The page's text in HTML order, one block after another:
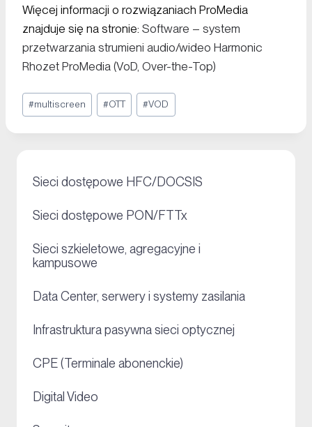
Więcej informacji o rozwiązaniach ProMedia
znajduje się na stronie: Software – system
przetwarzania strumieni audio/wideo Harmonic
Rhozet ProMedia (VoD, Over-the-Top)
#multiscreen #OTT #VOD
Sieci dostępowe HFC/DOCSIS
Sieci dostępowe PON/FTTx
Sieci szkieletowe, agregacyjne i
kampusowe
Data Center, serwery i systemy zasilania
Infrastruktura pasywna sieci optycznej
CPE (Terminale abonenckie)
Digital Video